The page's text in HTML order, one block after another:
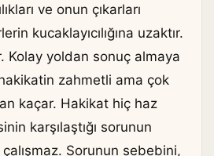
ve onun çıkarları
kucaklayıcılığına uzaktır.
Kolay yoldan sonuç almaya
zahmetli ama çok
kaçar. Hakikat hiç haz
karşılaştığı sorunun
çalışmaz. Sorunun sebebini,